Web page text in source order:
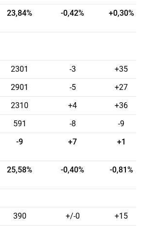
23,84% -0,42% +0,30%
2301 -3
+35
2901 -5
+27
2310 +4
+36
591 -8
-9
-9 +7 +1
25,58% -0,40% -0,81%
390 +/-0
+15